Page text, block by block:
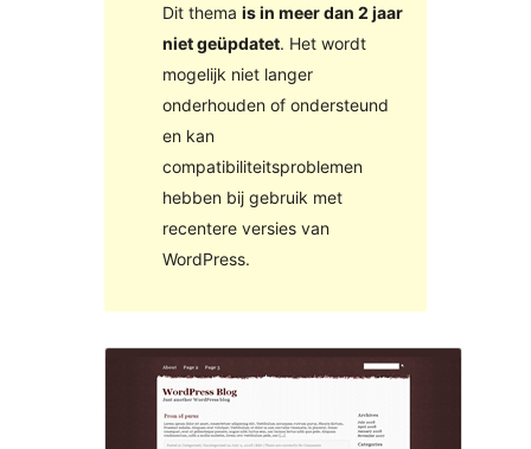
Dit thema is in meer dan 2 jaar
niet geüpdatet. Het wordt
mogelijk niet langer
onderhouden of ondersteund
en kan
compatibiliteitsproblemen
hebben bij gebruik met
recentere versies van
WordPress.